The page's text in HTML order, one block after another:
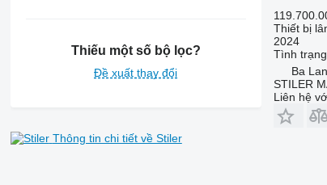
Thiếu một số bộ lọc?
Đề xuất thay đổi
Thông tin chi tiết về Stiler
Thiết bị
2024
Tình trạng
Ba
STILER
Liên hệ